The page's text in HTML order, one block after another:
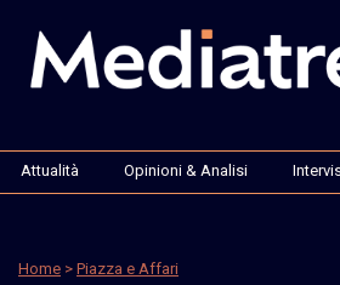
Attualità Opinioni & Analisi
Home > Piazza e Affari